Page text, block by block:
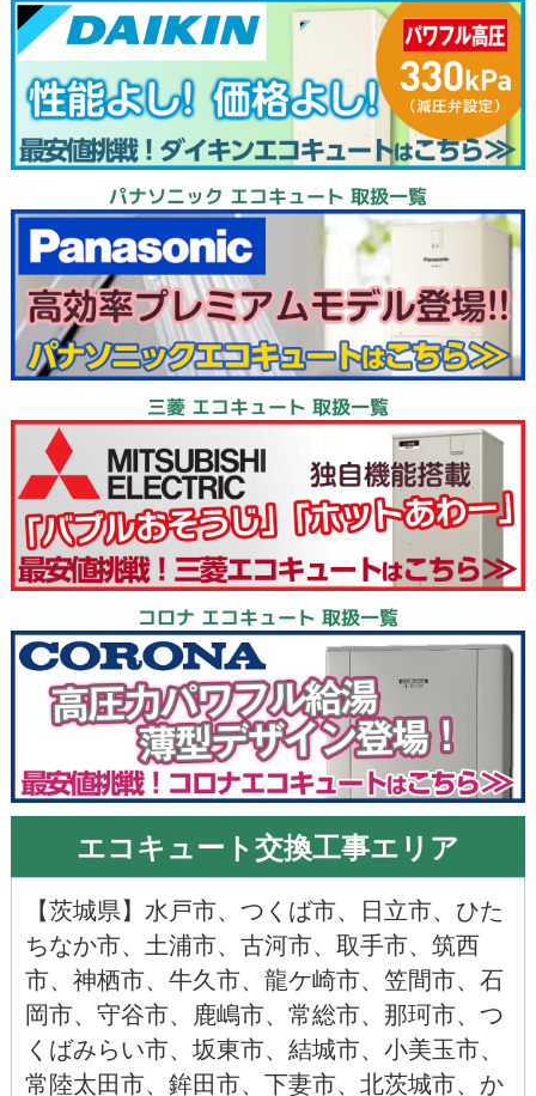
パナソニック エコキュート 取扱一覧
三菱 エコキュート 取扱一覧
コロナ エコキュート 取扱一覧
エコキュート交換工事エリア
【茨城県】 水戸市、 つくば市、 日立市、 ひた
ちなか市、 土浦市、 古河市、 取手市、 筑西
市、 神栖市、 牛久市、 龍ケ崎市、 笠間市、 石
岡市、 守谷市、 鹿嶋市、 常総市、 那珂市、 つ
くばみらい市、 坂東市、 結城市、 小美玉市、
常陸太田市、 鉾田市、 下妻市、 北茨城市、 か